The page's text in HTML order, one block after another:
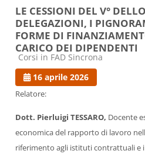
LE CESSIONI DEL V°
DELEGAZIONI, I
FORME DI
CARICO DEI DIPENDENTI
Categoria di corsi
Corsi in FAD Sincrona
16 aprile 2026
Relatore:
Dott. Pierluigi TESSARO, Docente
economica del rapporto di lavoro
riferimento agli istituti contrattuali e